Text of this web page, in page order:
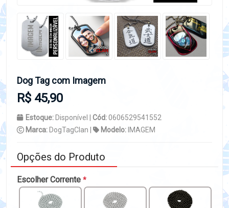
Dog Tag com Imagem
R$ 45,90
Estoque: Disponível | Cód:0606529541552
Marca: DogTagClan | Modelo: IMAGEM
Opções do Produto
Escolher Corrente *